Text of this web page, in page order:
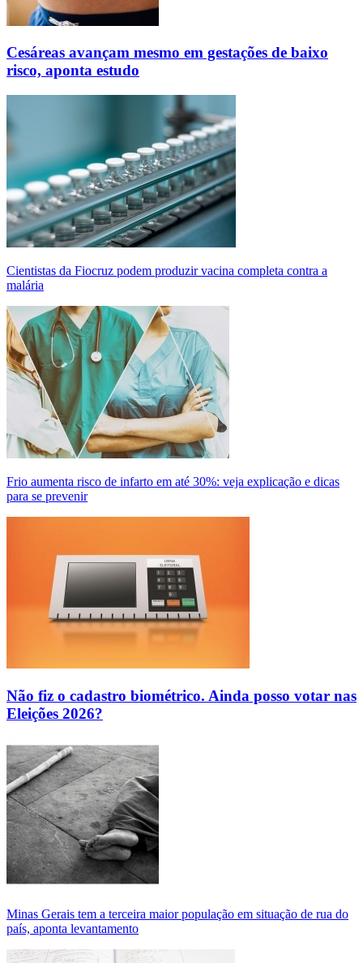
Cesáreas avançam mesmo em gestações de baixo
risco, aponta estudo
Cientistas da Fiocruz podem produzir vacina completa contra a
malária
Frio aumenta risco de infarto em até 30%: veja explicação e dicas
para se prevenir
Não fiz o cadastro biométrico. Ainda posso votar nas
Eleições 2026?
Minas Gerais tem a terceira maior população em situação de rua do
país, aponta levantamento